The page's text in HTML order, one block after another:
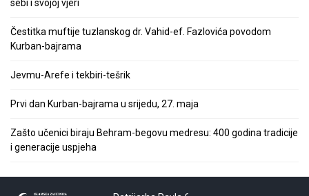
sebi i svojoj vjeri
Čestitka muftije tuzlanskog dr. Vahid-ef. Fazlovića povodom
Kurban-bajrama
Jevmu-Arefe i tekbiri-tešrik
Prvi dan Kurban-bajrama u srijedu, 27. maja
Zašto učenici biraju Behram-begovu medresu: 400 godina tradicije
i generacije uspjeha